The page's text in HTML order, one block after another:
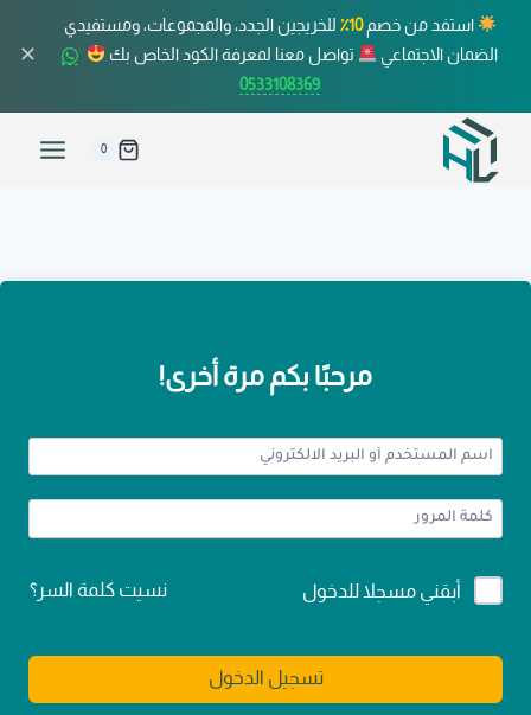
استفد من خصم10٪
للخريجين الجدد، والمجموعات، ومستفيدي
الضمان الاجتماعي
تواصل معنا لمعرفة الكود الخاص بك
0533108369
✕
0
مرحبًا بكم مرة أخرى!
Alternative:
أبقني مسجلا للدخول نسيت كلمة السر؟
تسجيل الدخول